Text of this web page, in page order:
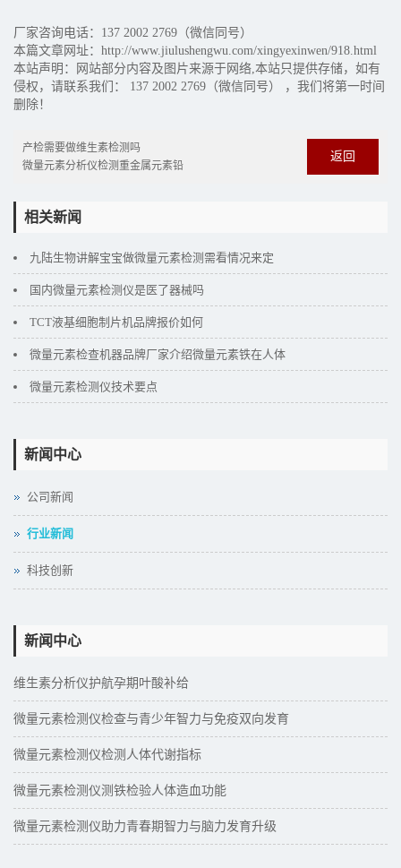
厂家咨询电话：137 2002 2769（微信同号）
本篇文章网址：http://www.jiulushengwu.com/xingyexinwen/918.html
本站声明：网站部分内容及图片来源于网络,本站只提供存储，如有
侵权，请联系我们： 137 2002 2769（微信同号） ，我们将第一时间
删除！
产检需要做维生素检测吗
微量元素分析仪检测重金属元素铅
返回
相关新闻
九陆生物讲解宝宝做微量元素检测需看情况来定
国内微量元素检测仪是医了器械吗
TCT液基细胞制片机品牌报价如何
微量元素检查机器品牌厂家介绍微量元素铁在人体
微量元素检测仪技术要点
新闻中心
公司新闻
行业新闻
科技创新
新闻中心
维生素分析仪护航孕期叶酸补给
微量元素检测仪检查与青少年智力与免疫双向发育
微量元素检测仪检测人体代谢指标
微量元素检测仪测铁检验人体造血功能
微量元素检测仪助力青春期智力与脑力发育升级